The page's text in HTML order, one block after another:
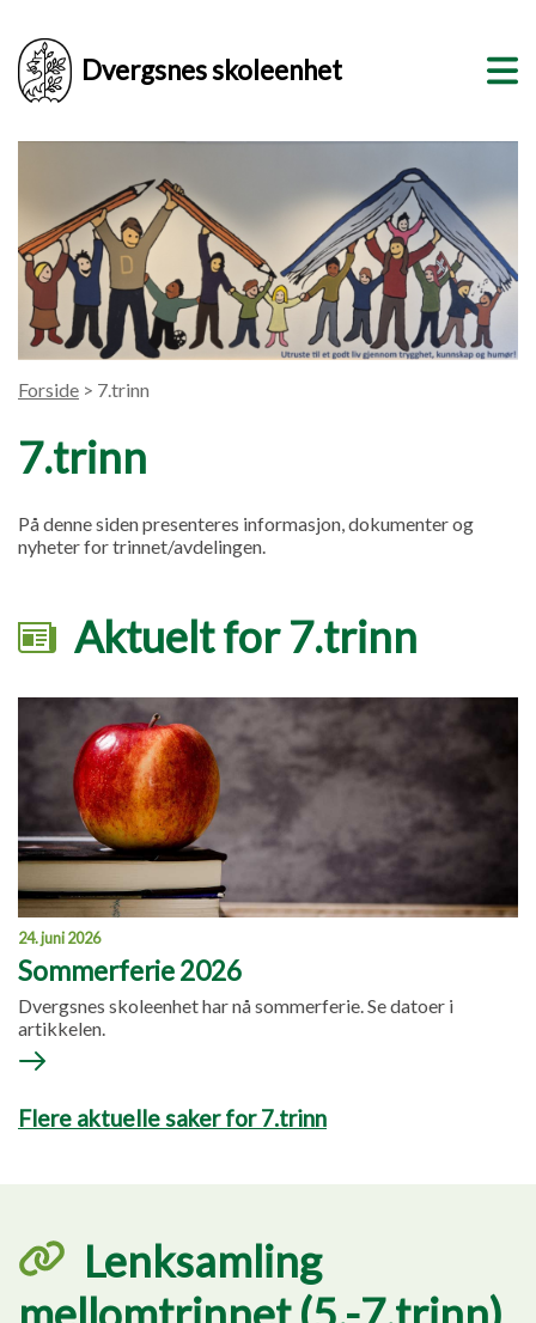
Dvergsnes skoleenhet
Forside > 7.trinn
7.trinn
På denne siden presenteres informasjon, dokumenter og
nyheter for trinnet/avdelingen.
Aktuelt for 7.trinn
24. juni 2026
Sommerferie 2026
Dvergsnes skoleenhet har nå sommerferie. Se datoer i
artikkelen.
Flere aktuelle saker for 7.trinn
Lenksamling